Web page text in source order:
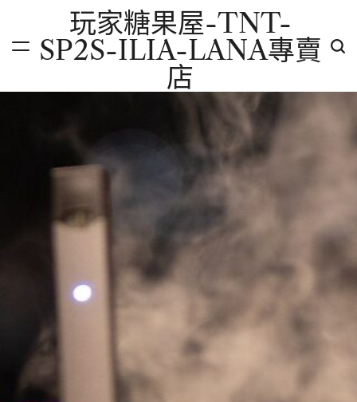
content
玩家糖果屋-TNT-
SP2S-ILIA-LANA專賣
店